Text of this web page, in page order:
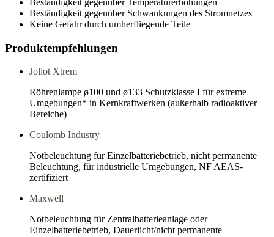
Beständigkeit gegenüber Temperaturerhöhungen
Beständigkeit gegenüber Schwankungen des Stromnetzes
Keine Gefahr durch umherfliegende Teile
Produktempfehlungen
Joliot Xtrem
Röhrenlampe ø100 und ø133 Schutzklasse I für extreme
Umgebungen* in Kernkraftwerken (außerhalb radioaktiver
Bereiche)
Coulomb Industry
Notbeleuchtung für Einzelbatteriebetrieb, nicht permanente
Beleuchtung, für industrielle Umgebungen, NF AEAS-
zertifiziert
Maxwell
Notbeleuchtung für Zentralbatterieanlage oder
Einzelbatteriebetrieb, Dauerlicht/nicht permanente